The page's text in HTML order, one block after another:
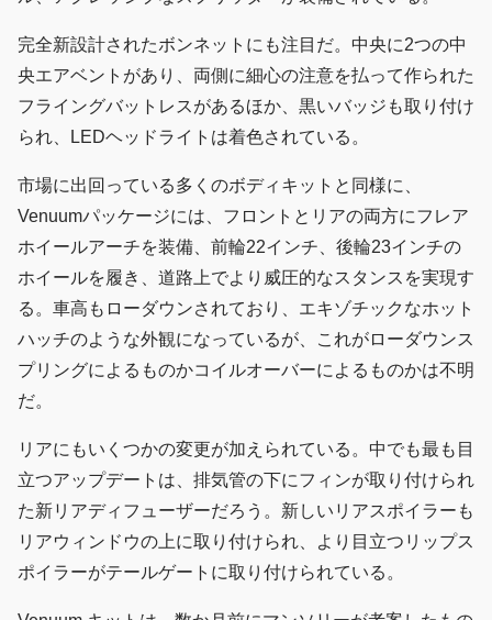
完全新設計されたボンネットにも注目だ。中央に2つの中
央エアベントがあり、両側に細心の注意を払って作られた
フライングバットレスがあるほか、黒いバッジも取り付け
られ、LEDヘッドライトは着色されている。
市場に出回っている多くのボディキットと同様に、
Venuumパッケージには、フロントとリアの両方にフレア
ホイールアーチを装備、前輪22インチ、後輪23インチの
ホイールを履き、道路上でより威圧的なスタンスを実現す
る。車高もローダウンされており、エキゾチックなホット
ハッチのような外観になっているが、これがローダウンス
プリングによるものかコイルオーバーによるものかは不明
だ。
リアにもいくつかの変更が加えられている。中でも最も目
立つアップデートは、排気管の下にフィンが取り付けられ
た新リアディフューザーだろう。新しいリアスポイラーも
リアウィンドウの上に取り付けられ、より目立つリップス
ポイラーがテールゲートに取り付けられている。